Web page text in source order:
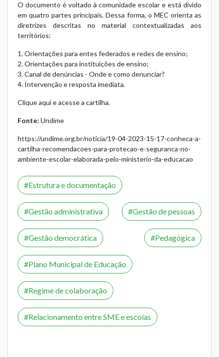
O documento é voltado à comunidade escolar e está divido
em quatro partes principais. Dessa forma, o MEC orienta as
diretrizes descritas no material contextualizadas aos
territórios:
1. Orientações para entes federados e redes de ensino;
2. Orientações para instituições de ensino;
3. Canal de denúncias - Onde e como denunciar?
4. Intervenção e resposta imediata.
Clique aquie acesse a cartilha.
Fonte: Undime
https://undime.org.br/noticia/19-04-2023-15-17-conheca-a-
cartilha-recomendacoes-para-protecao-e-seguranca-no-
ambiente-escolar-elaborada-pelo-ministerio-da-educacao
Estrutura e documentação
Gestão administrativa Gestão de pessoas
Gestão democrática Pedagógica
Plano Municipal de Educação
Regime de colaboração
Relacionamento entre SME e escolas